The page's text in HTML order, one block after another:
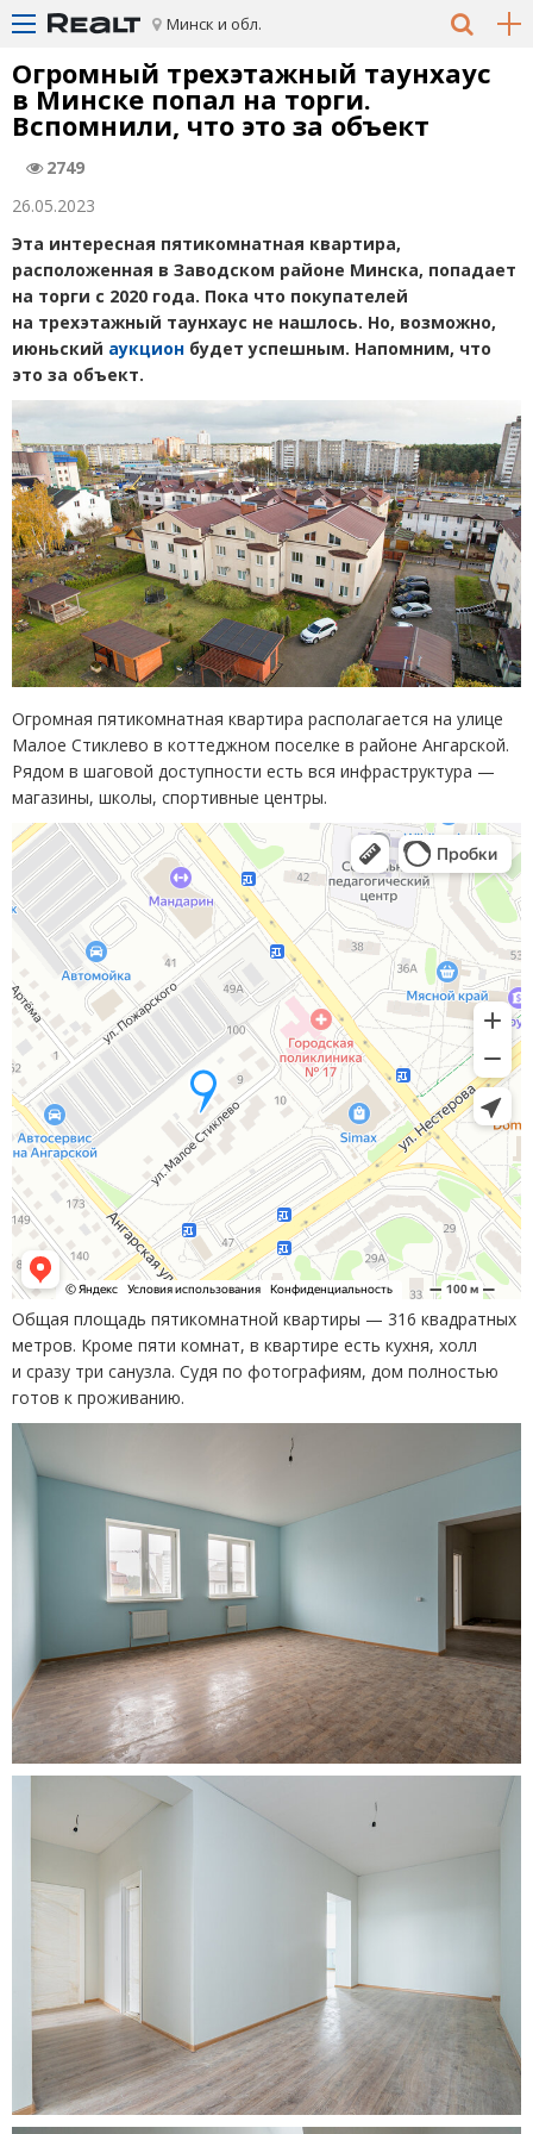
Минск и обл.
Огромный трехэтажный таунхаус
в Минске попал на торги.
Вспомнили, что это за объект
2749
26.05.2023
Эта интересная пятикомнатная квартира,
расположенная в Заводском районе Минска, попадает
на торги с 2020 года. Пока что покупателей
на трехэтажный таунхаус не нашлось. Но, возможно,
июньский аукцион будет успешным. Напомним, что
это за объект.
Огромная пятикомнатная квартира располагается на улице
Малое Стиклево в коттеджном поселке в районе Ангарской.
Рядом в шаговой доступности есть вся инфраструктура —
магазины, школы, спортивные центры.
Общая площадь пятикомнатной квартиры — 316 квадратных
метров. Кроме пяти комнат, в квартире есть кухня, холл
и сразу три санузла. Судя по фотографиям, дом полностью
готов к проживанию.